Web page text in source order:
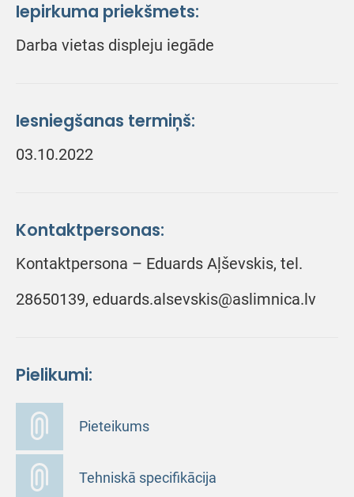
Iepirkuma priekšmets:
Darba vietas displeju iegāde
Iesniegšanas termiņš:
03.10.2022
Kontaktpersonas:
Kontaktpersona – Eduards Aļševskis, tel.
28650139, eduards.alsevskis@aslimnica.lv
Pielikumi:
Pieteikums
Tehniskā specifikācija